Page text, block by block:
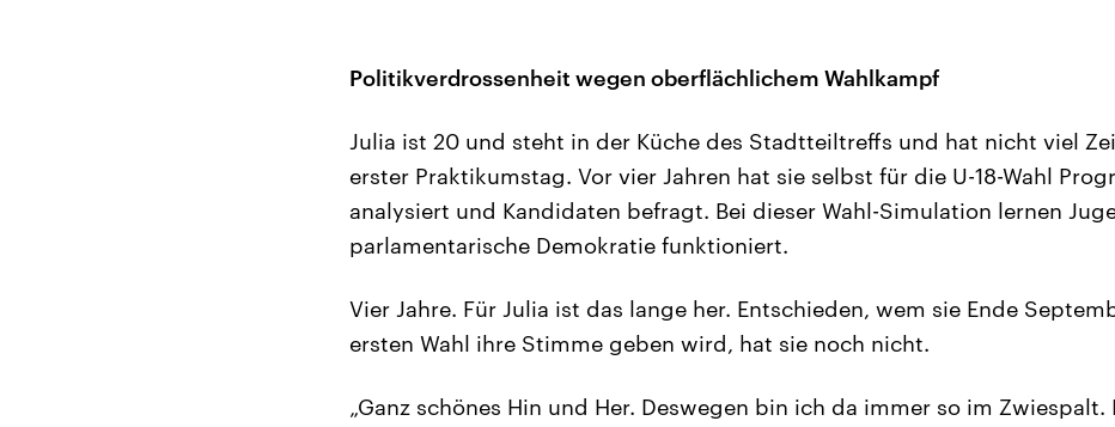
Politikverdrossenheit wegen oberflächlichem Wahlkampf
Julia ist 20 und steht in der Küche des Stadtteiltreffs und hat nicht viel
erster Praktikumstag. Vor vier Jahren hat sie selbst für die U-18-Wahl
analysiert und Kandidaten befragt. Bei dieser Wahl-Simulation lernen
parlamentarische Demokratie funktioniert.
Vier Jahre. Für Julia ist das lange her. Entschieden, wem sie Ende
ersten Wahl ihre Stimme geben wird, hat sie noch nicht.
„Ganz schönes Hin und Her. Deswegen bin ich da immer so im Zwiespalt.